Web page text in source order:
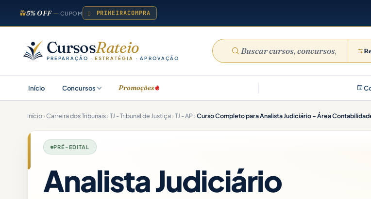
5% OFF CUPOM PRIMEIRACOMPRA
CursosRateio
PREPARAÇÃO ·ESTRATÉGIA · APROVAÇÃO
Início Concursos Promoções
Início› Carreira dos Tribunais›TJ - Tribunal de Justiça›TJ - AP›Curso Completo para Analista Judiciário – Área
PRÉ-EDITAL
Analista Judiciário